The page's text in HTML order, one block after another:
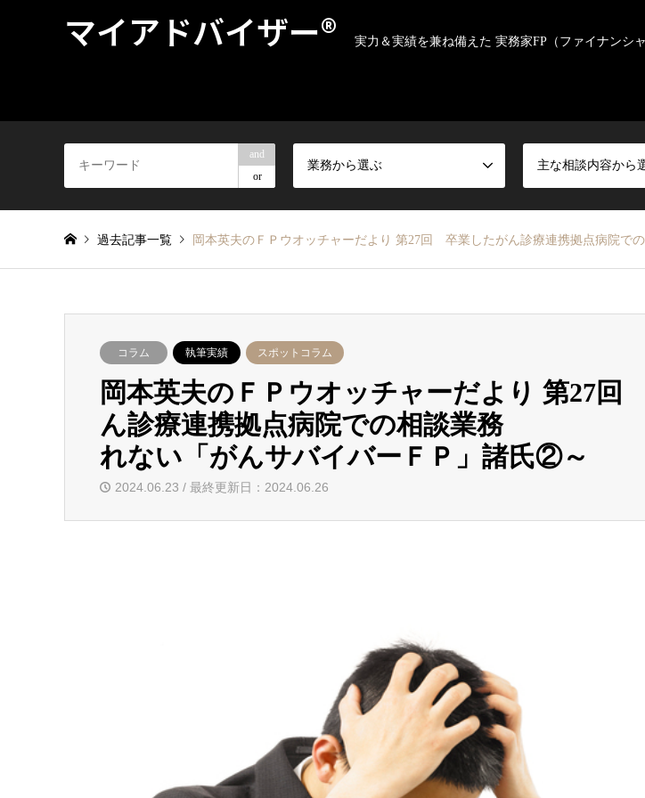
マイアドバイザー® 実力＆実績を兼ね備えた 実務家FP（ファイナンシ
and
or
業務から選ぶ 主な相談内容から
過去記事一覧 岡本英夫のＦＰウオッチャーだより 第27回 卒業したがん診療連携拠点
コラム 執筆実績 スポットコラム
岡本英夫のＦＰウオッチャーだより 第27
ん診療連携拠点病院での相談業務
れない「がんサバイバーＦＰ」諸氏②～
2024.06.23 / 最終更新日：2024.06.26